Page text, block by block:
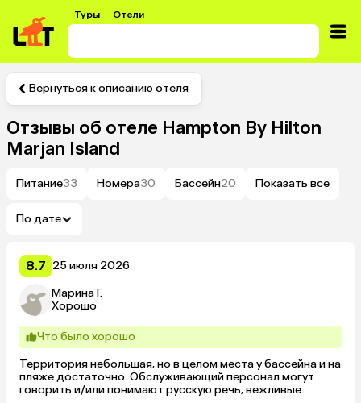
Туры Отели
Вернуться к описанию отеля
Отзывы об отеле Hampton By Hilton
Marjan Island
Питание33 Номера30 Бассейн20 Показать все
По дате
8.7 25 июля 2026
Марина Г.
Хорошо
Что было хорошо
Территория небольшая, но в целом места у бассейна и на
пляже достаточно. Обслуживающий персонал могут
говорить и/или понимают русскую речь, вежливые.